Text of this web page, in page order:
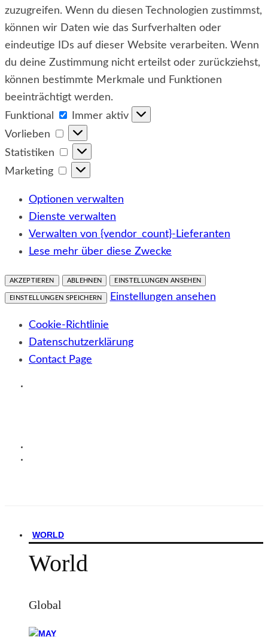
zuzugreifen. Wenn du diesen Technologien zustimmst,
können wir Daten wie das Surfverhalten oder
eindeutige IDs auf dieser Website verarbeiten. Wenn
du deine Zustimmung nicht erteilst oder zurückziehst,
können bestimmte Merkmale und Funktionen
beeinträchtigt werden.
Funktional
Funktional
Immer aktiv
Vorlieben
Vorlieben
Statistiken
Statistiken
Marketing
Marketing
Optionen verwalten
Dienste verwalten
Verwalten von {vendor_count}-Lieferanten
Lese mehr über diese Zwecke
AKZEPTIEREN ABLEHNEN EINSTELLUNGEN ANSEHEN
EINSTELLUNGEN SPEICHERN Einstellungen ansehen
Cookie-Richtlinie
Datenschutzerklärung
Contact Page
WORLD
World
Global